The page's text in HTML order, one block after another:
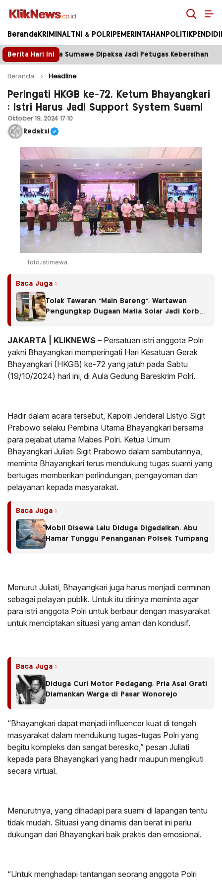
Kliknews.co.id
Beranda KRIMINAL TNI & POLRI PEMERINTAHAN POLITIK
Berita Hari Ini
Jadi Petugas Kebersihan Tower Disegel, Listrik
Beranda Headline
Peringati HKGB ke-72, Ketum Bhayangkari
: Istri Harus Jadi Support System Suami
Oktober 19, 2024 17:10
Redaksi
foto.istimewa
Baca Juga :
Tolak Tawaran “Main Bareng”, Wartawan
Pengungkap Dugaan Mafia Solar Jadi Korban
JAKARTA | KLIKNEWS – Persatuan istri anggota Polri
yakni Bhayangkari memperingati Hari Kesatuan Gerak
Bhayangkari (HKGB) ke-72 yang jatuh pada Sabtu
(19/10/2024) hari ini, di Aula Gedung Bareskrim Polri.
Hadir dalam acara tersebut, Kapolri Jenderal Listyo Sigit
Prabowo selaku Pembina Utama Bhayangkari bersama
para pejabat utama Mabes Polri. Ketua Umum
Bhayangkari Juliati Sigit Prabowo dalam sambutannya,
meminta Bhayangkari terus mendukung tugas suami yang
bertugas memberikan perlindungan, pengayoman dan
pelayanan kepada masyarakat.
Baca Juga :
Mobil Disewa Lalu Diduga Digadaikan, Abu
Hamar Tunggu Penanganan Polsek Tumpang
Menurut Juliati, Bhayangkari juga harus menjadi cerminan
sebagai pelayan publik. Untuk itu dirinya meminta agar
para istri anggota Polri untuk berbaur dengan masyarakat
untuk menciptakan situasi yang aman dan kondusif.
Baca Juga :
Diduga Curi Motor Pedagang, Pria Asal Grati
Diamankan Warga di Pasar Wonorejo
“Bhayangkari dapat menjadi influencer kuat di tengah
masyarakat dalam mendukung tugas-tugas Polri yang
begitu kompleks dan sangat beresiko,” pesan Juliati
kepada para Bhayangkari yang hadir maupun mengikuti
secara virtual.
Menurutnya, yang dihadapi para suami di lapangan tentu
tidak mudah. Situasi yang dinamis dan berat ini perlu
dukungan dari Bhayangkari baik praktis dan emosional.
“Untuk menghadapi tantangan seorang anggota Polri